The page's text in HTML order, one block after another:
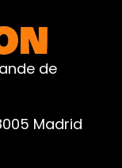
de
Madrid